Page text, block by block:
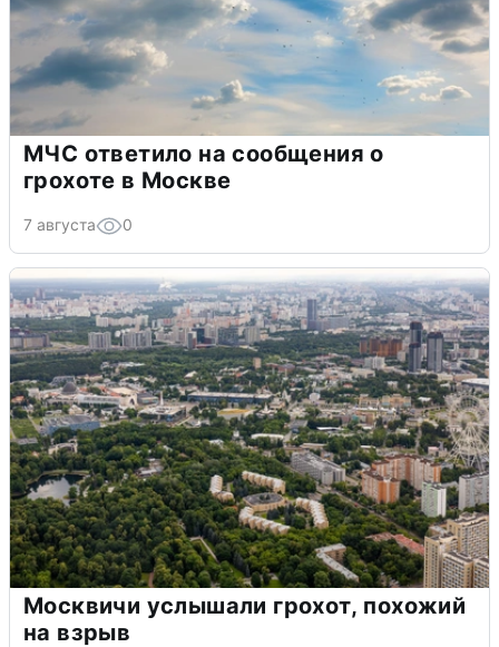
МЧС ответило на сообщения о
грохоте в Москве
7 августа 0
Москвичи услышали грохот, похожий
на взрыв